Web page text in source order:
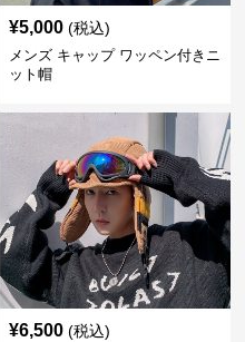
¥5,000 (税込)
メンズ キャップ ワッペン付きニ
ット帽
¥6,500 (税込)